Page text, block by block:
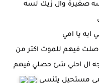
صغيرة وال زيك لسه
ايه يا امي
فيهم للموت اكتر من
ال احلي شئ حصلي فيهم
مستحيل يتنسي